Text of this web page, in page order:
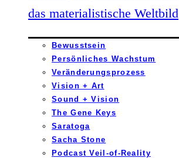
das materialistische Weltbild
Bewusstsein
Persönliches Wachstum
Veränderungsprozess
Vision + Art
Sound + Vision
The Gene Keys
Saratoga
Sacha Stone
Podcast Veil-of-Reality